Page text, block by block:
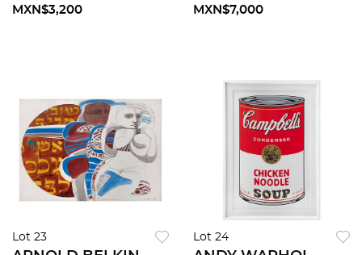
Arqueología,
MXN$3,200
lápiz, 1955. Firmado
MXN$7,000
Lot 23 Lot 24